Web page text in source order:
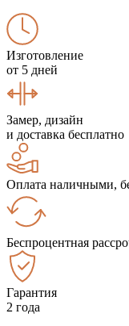
Изготовление
от 5 дней
Замер, дизайн
и доставка бесплатно
Оплата наличными,
Беспроцентная
Гарантия
2 года